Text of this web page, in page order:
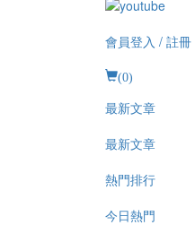
會員登入 / 註冊
(0)
最新文章
最新文章
熱門排行
今日熱門